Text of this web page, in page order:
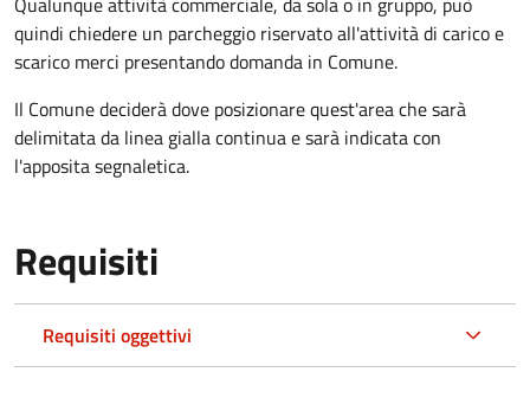
quindi chiedere un parcheggio riservato all'attività di carico e
scarico merci presentando domanda in Comune.
Il Comune deciderà dove posizionare quest'area che sarà
delimitata da linea gialla continua e sarà indicata con
l'apposita segnaletica.
Requisiti
Requisiti oggettivi